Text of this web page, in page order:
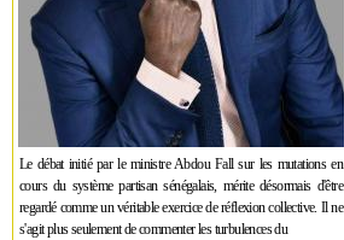
Le débat initié par le ministre Abdou Fall sur les mutations en
cours du système partisan sénégalais, mérite désormais d'être
regardé comme un véritable exercice de réflexion collective. Il ne
s'agit plus seulement de commenter les turbulences du